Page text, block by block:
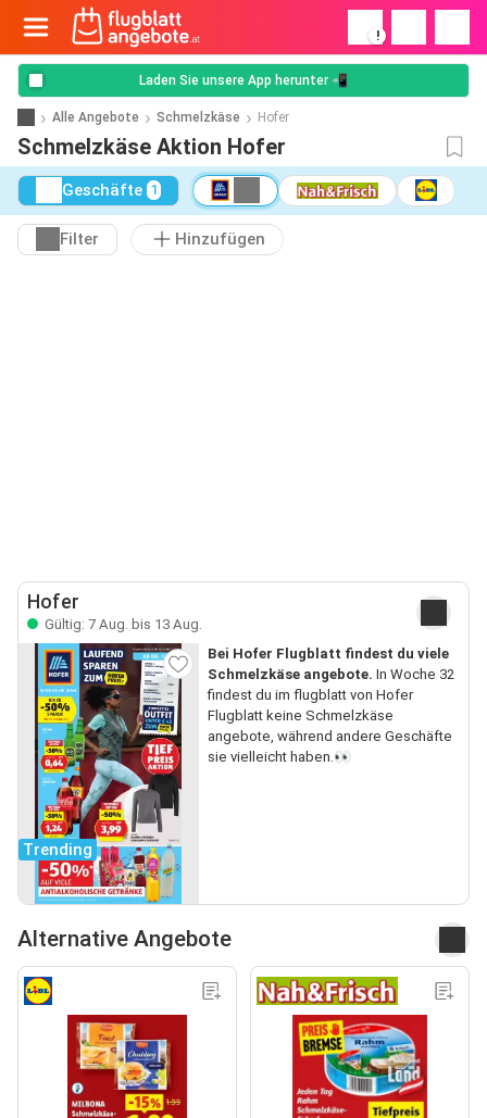
!
Laden Sie unsere App herunter 📲
Alle Angebote Schmelzkäse Hofer
Schmelzkäse Aktion Hofer
Geschäfte 1
Filter Hinzufügen
Hofer
Gültig: 7 Aug. bis 13 Aug.
Trending
Bei Hofer Flugblatt findest du viele
Schmelzkäse angebote. In Woche 32
findest du im flugblatt von Hofer
Flugblatt keine Schmelzkäse
angebote, während andere Geschäfte
sie vielleicht haben.👀
Alternative Angebote